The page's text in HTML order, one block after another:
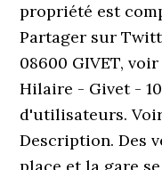
propriété est
Partager sur
08600 GIVET,
Hilaire - Givet -
d'utilisateurs.
Description. Des